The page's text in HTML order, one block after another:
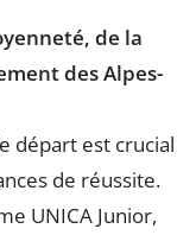
de la
des Alpes-
départ est crucial
de réussite.
UNICA Junior,